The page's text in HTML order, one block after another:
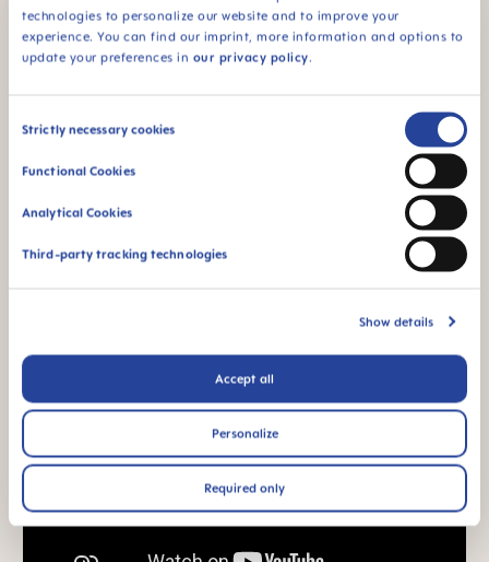
technologies to personalize our website and to improve your
experience. You can find our imprint, more information and options to
update your preferences in our privacy policy.
Consent
Strictly necessary cookies
Functional Cookies
Analytical Cookies
Third-party tracking technologies
Show details
Accept all
Personalize
Required only
94 % d’acceptation
de la tétine :
facilement acceptée
par les bébés, pour
¹ Étude de marché 2009-2023, tests réalisés auprès de 1,588
Vidéos produits